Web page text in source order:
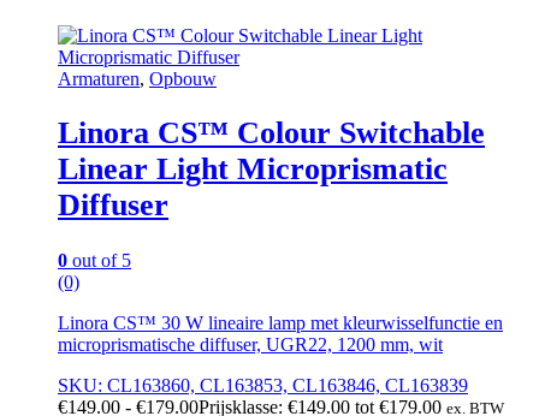
Armaturen, Opbouw
Linora CS™ Colour Switchable
Linear Light Microprismatic
Diffuser
0 out of 5
(0)
Linora CS™ 30 W lineaire lamp met kleurwisselfunctie en
microprismatische diffuser, UGR22, 1200 mm, wit
SKU: CL163860, CL163853, CL163846, CL163839
€149.00 - €179.00Prijsklasse: €149.00 tot €179.00 ex. BTW